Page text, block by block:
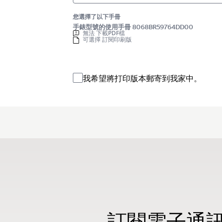
您選擇了以下手冊
手錶型號的使用手冊 8068BR59764DD00
無法 下載PDF檔
可選擇 訂閱印刷版
我希望將打印版本郵寄到我家中。